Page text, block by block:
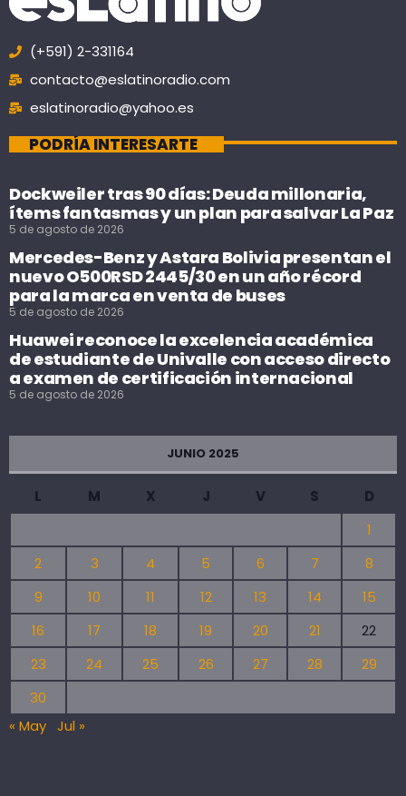
(+591) 2-331164
contacto@eslatinoradio.com
eslatinoradio@yahoo.es
PODRÍA INTERESARTE
Dockweiler tras 90 días: Deuda millonaria,
ítems fantasmas y un plan para salvar La Paz
5 de agosto de 2026
Mercedes-Benz y Astara Bolivia presentan el
nuevo O500RSD 2445/30 en un año récord
para la marca en venta de buses
5 de agosto de 2026
Huawei reconoce la excelencia académica
de estudiante de Univalle con acceso directo
a examen de certificación internacional
5 de agosto de 2026
JUNIO 2025
L M X J V S
D
1
2
3 4 5 6 7
8
9
10 11 12 13 14
15
16
17 18 19 20 21
22
23
24 25 26 27 28
29
30
« May Jul »